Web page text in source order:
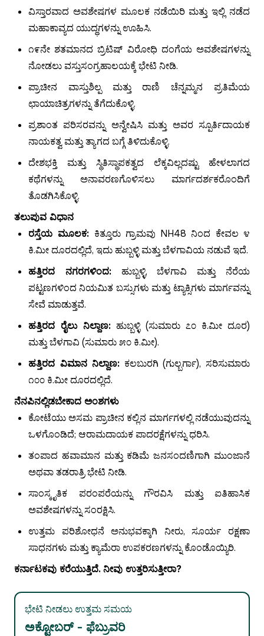
ವಿಸ್ತಾರವಾದ ಅವಶೇಷಗಳ ಮೂಲಕ ನಡೆಯಿರಿ ಮತ್ತು ಇಲ್ಲಿ ನಡೆದ
ಮಹಾಕಾವ್ಯದ ಯುದ್ಧಗಳನ್ನು ಊಹಿಸಿ.
೧೯ನೇ ಶತಮಾನದ ಬ್ರಿಟಿಷ್ ವಿರೋಧಿ ದಂಗೆಯ ಅವಶೇಷಗಳನ್ನು
ನೋಡಲು ವಸ್ತುಸಂಗ್ರಹಾಲಯಕ್ಕೆ ಭೇಟಿ ನೀಡಿ.
ಪ್ರಾಚೀನ ವಾಸ್ತುಶಿಲ್ಪ ಮತ್ತು ರಾಣಿ ಚೆನ್ನಮ್ಮನ ಪ್ರತಿಮೆಯ
ಛಾಯಾಚಿತ್ರಗಳನ್ನು ತೆಗೆದುಕೊಳ್ಳಿ.
ಪ್ರಶಾಂತ ಪರಿಸರವನ್ನು ಅನ್ವೇಷಿಸಿ ಮತ್ತು ಅವರ ಸ್ಪೂರ್ತಿದಾಯಕ
ನಾಯಕತ್ವ ಮತ್ತು ತ್ಯಾಗದ ಬಗ್ಗೆ ತಿಳಿದುಕೊಳ್ಳಿ.
ದೇಶಭಕ್ತಿ ಮತ್ತು ಸ್ಥಿತಿಸ್ಥಾಪಕತ್ವದ ಲೆಕ್ಕವಿಲ್ಲದಷ್ಟು ಹೇಳಲಾಗದ
ಕಥೆಗಳನ್ನು ಅನಾವರಣಗೊಳಿಸಲು ಮಾರ್ಗದರ್ಶಕರೊಂದಿಗೆ
ತೊಡಗಿಸಿಕೊಳ್ಳಿ.
ತಲುಪುವ ವಿಧಾನ
ರಸ್ತೆಯ ಮೂಲಕ: ಕಿತ್ತೂರು ಗ್ರಾಮವು NH48 ನಿಂದ ಕೇವಲ ೪
ಕಿ.ಮೀ ದೂರದಲ್ಲಿದೆ, ಇದು ಹುಬ್ಬಳ್ಳಿ ಮತ್ತು ಬೆಳಗಾವಿಯ ನಡುವೆ ಇದೆ.
ಹತ್ತಿರದ ನಗರಗಳಿಂದ:ಹುಬ್ಬಳ್ಳಿ, ಬೆಳಗಾವಿ ಮತ್ತು ನೆರೆಯ
ಪಟ್ಟಣಗಳಿಂದ ನಿಯಮಿತ ಬಸ್ಸುಗಳು ಮತ್ತು ಟ್ಯಾಕ್ಸಿಗಳು ಮಾರ್ಗವನ್ನು
ಸೇವೆ ಮಾಡುತ್ತವೆ.
ಹತ್ತಿರದ ರೈಲು ನಿಲ್ದಾಣ: ಹುಬ್ಬಳ್ಳಿ (ಸುಮಾರು ೭೦ ಕಿ.ಮೀ ದೂರ)
ಮತ್ತು ಬೆಳಗಾವಿ (ಸುಮಾರು ೫೦ ಕಿ.ಮೀ).
ಹತ್ತಿರದ ವಿಮಾನ ನಿಲ್ದಾಣ: ಕಲಬುರಗಿ (ಗುಲ್ಬರ್ಗಾ), ಸರಿಸುಮಾರು
೧೦೦ ಕಿ.ಮೀ ದೂರದಲ್ಲಿದೆ.
ನೆನಪಿನಲ್ಲಿಡಬೇಕಾದ ಅಂಶಗಳು
ಕೋಟೆಯು ಅಸಮ ಪ್ರಾಚೀನ ಕಲ್ಲಿನ ಮಾರ್ಗಗಳಲ್ಲಿ ನಡೆಯುವುದನ್ನು
ಒಳಗೊಂಡಿದೆ; ಆರಾಮದಾಯಕ ಪಾದರಕ್ಷೆಗಳನ್ನು ಧರಿಸಿ.
ತಂಪಾದ ಹವಾಮಾನ ಮತ್ತು ಕಡಿಮೆ ಜನಸಂದಣಿಗಾಗಿ ಮುಂಜಾನೆ
ಅಥವಾ ತಡರಾತ್ರಿ ಭೇಟಿ ನೀಡಿ.
ಸಾಂಸ್ಕೃತಿಕ ಪರಂಪರೆಯನ್ನು ಗೌರವಿಸಿ ಮತ್ತು ಐತಿಹಾಸಿಕ
ಅವಶೇಷಗಳನ್ನು ಸಂರಕ್ಷಿಸಿ.
ಉತ್ತಮ ಪರಿಶೋಧನೆ ಅನುಭವಕ್ಕಾಗಿ ನೀರು, ಸೂರ್ಯ ರಕ್ಷಣಾ
ಸಾಧನಗಳು ಮತ್ತು ಕ್ಯಾಮೆರಾ ಉಪಕರಣಗಳನ್ನು ಕೊಂಡೊಯ್ಯಿರಿ.
ಕರ್ನಾಟಕವು ಕರೆಯುತ್ತಿದೆ. ನೀವು ಉತ್ತರಿಸುತ್ತೀರಾ?
ಭೇಟಿ ನೀಡಲು ಉತ್ತಮ ಸಮಯ
ಅಕ್ಟೋಬರ್‌ - ಫೆಬ್ರುವರಿ